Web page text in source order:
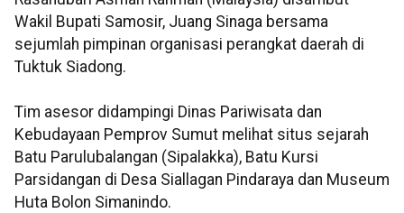
Wakil Bupati Samosir, Juang Sinaga bersama
sejumlah pimpinan organisasi perangkat daerah di
Tuktuk Siadong.
Tim asesor didampingi Dinas Pariwisata dan
Kebudayaan Pemprov Sumut melihat situs sejarah
Batu Parulubalangan (Sipalakka), Batu Kursi
Parsidangan di Desa Siallagan Pindaraya dan Museum
Huta Bolon Simanindo.